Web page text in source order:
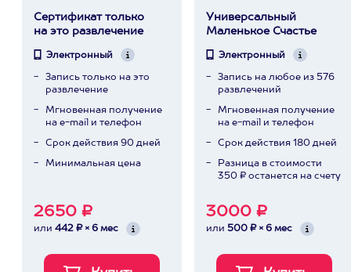
Сертификат только
на это развлечение
Электронный
Запись только на это
развлечение
Мгновенная получение
на e-mail и телефон
Срок действия 90 дней
Минимальная цена
2650 ₽
или 442 ₽ × 6 мес
Универсальный
Маленькое Счастье
Электронный
Запись на любое из 576
развлечений
Мгновенная получение
на e-mail и телефон
Срок действия 180 дней
Разница в стоимости
350 ₽ останется на счету
3000 ₽
или 500 ₽ × 6 мес